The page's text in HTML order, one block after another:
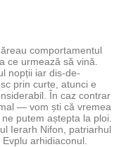
comportamentul
ce urmează să vină.
nopții iar dis-de-
prin curte, atunci e
În caz contrar
— vom ști că vremea
putem aștepta la ploi.
Ierarh Nifon, patriarhul
arhidiaconul.